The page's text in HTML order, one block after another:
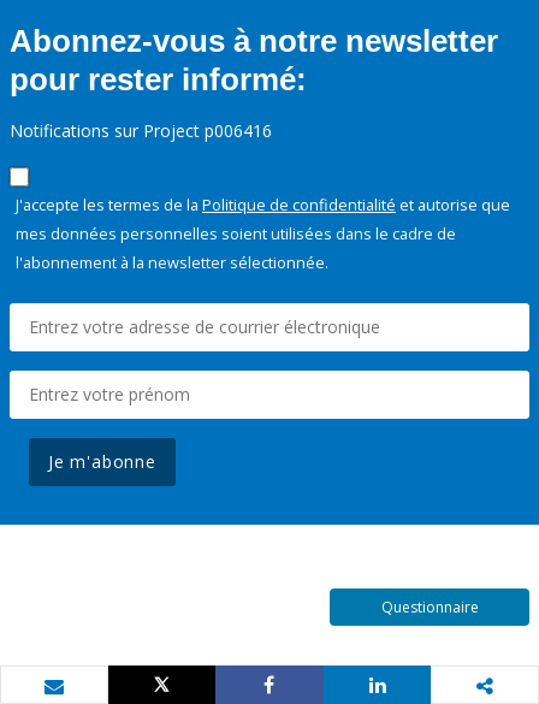
Abonnez-vous à notre newsletter
pour rester informé:
Notifications sur Project p006416
J'accepte les termes de la Politique de confidentialité et autorise que
mes données personnelles soient utilisées dans le cadre de
l'abonnement à la newsletter sélectionnée.
Je m'abonne
Questionnaire